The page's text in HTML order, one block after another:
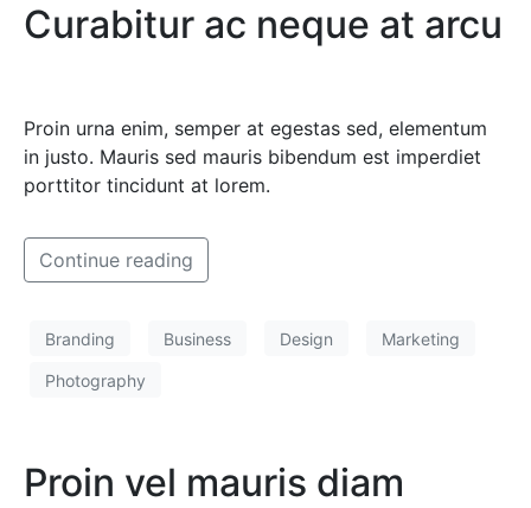
Curabitur ac neque at arcu
Proin urna enim, semper at egestas sed, elementum
in justo. Mauris sed mauris bibendum est imperdiet
porttitor tincidunt at lorem.
Continue reading
Branding Business Design Marketing
Photography
Proin vel mauris diam